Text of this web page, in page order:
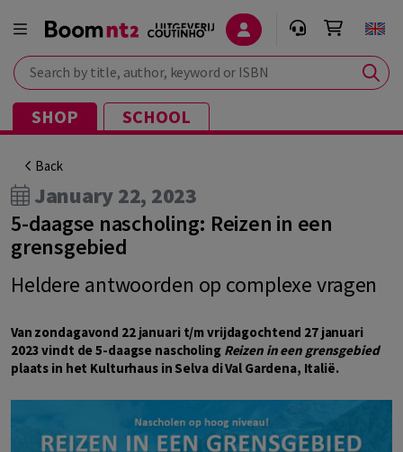
Search by title, author, keyword or ISBN
SHOP SCHOOL
Back
January 22, 2023
5-daagse nascholing: Reizen in een
grensgebied
Heldere antwoorden op complexe vragen
Van zondagavond 22 januari t/m vrijdagochtend 27 januari
2023 vindt de 5-daagse nascholing Reizen in een grensgebied
plaats in het Kulturhaus in Selva di Val Gardena, Italië.